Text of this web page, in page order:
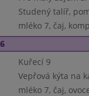
Studený talíř,
mléko 7, čaj,
Kuřecí 9
Vepřová kýta na
mléko 7, čaj,